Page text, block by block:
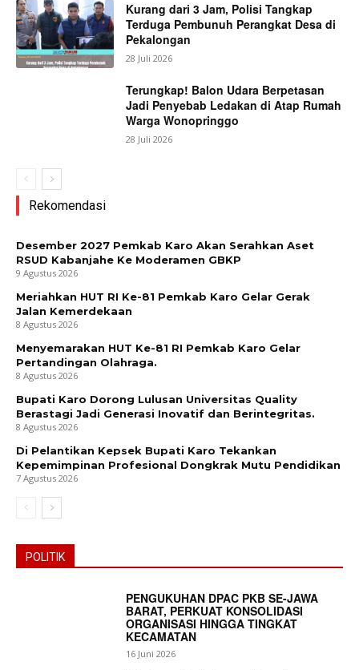
Kurang dari 3 Jam, Polisi Tangkap
Terduga Pembunuh Perangkat Desa di
Pekalongan
28 Juli 2026
Terungkap! Balon Udara Berpetasan
Jadi Penyebab Ledakan di Atap Rumah
Warga Wonopringgo
28 Juli 2026
Rekomendasi
Desember 2027 Pemkab Karo Akan Serahkan Aset
RSUD Kabanjahe Ke Moderamen GBKP
9 Agustus 2026
Meriahkan HUT RI Ke-81 Pemkab Karo Gelar Gerak
Jalan Kemerdekaan
8 Agustus 2026
Menyemarakan HUT Ke-81 RI Pemkab Karo Gelar
Pertandingan Olahraga.
8 Agustus 2026
Bupati Karo Dorong Lulusan Universitas Quality
Berastagi Jadi Generasi Inovatif dan Berintegritas.
8 Agustus 2026
Di Pelantikan Kepsek Bupati Karo Tekankan
Kepemimpinan Profesional Dongkrak Mutu Pendidikan
7 Agustus 2026
POLITIK
PENGUKUHAN DPAC PKB SE-JAWA
BARAT, PERKUAT KONSOLIDASI
ORGANISASI HINGGA TINGKAT
KECAMATAN
16 Juni 2026